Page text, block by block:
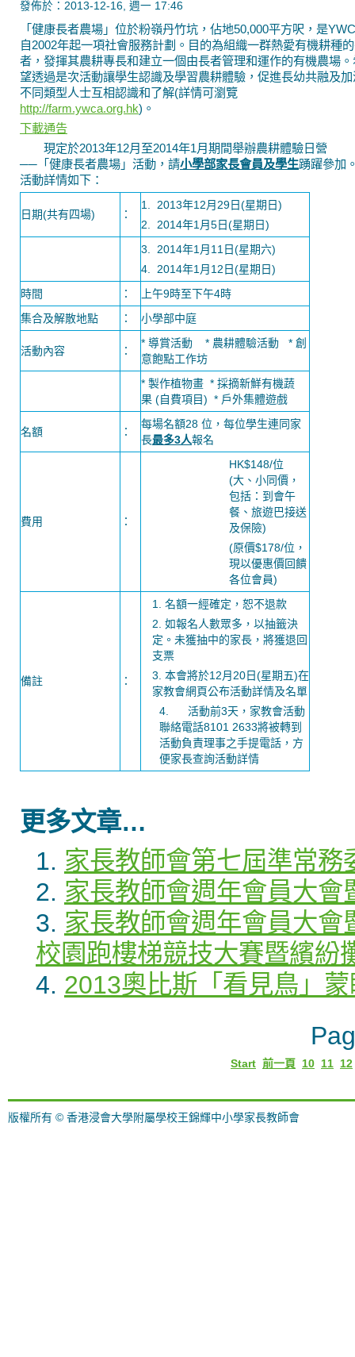
發佈於：2013-12-16, 週一 17:46
「健康長者農場」位於粉嶺丹竹坑，佔地50,000平方呎，是
自2002年起一項社會服務計劃。目的為組織一群熱愛有機耕種
者，發揮其農耕專長和建立一個由長者管理和運作的有機農場。
望透過是次活動讓學生認識及學習農耕體驗，促進長幼共融及加
不同類型人士互相認識和了解(詳情可瀏覽
http://farm.ywca.org.hk)。
下載通告
現定於2013年12月至2014年1月期間舉辦農耕體驗日營
──「健康長者農場」活動，請小學部家長會員及學生踴躍參加
活動詳情如下：
日期(共有四場) ：
1. 2013年12月29日(星期日)
2. 2014年1月5日(星期日)
3. 2014年1月11日(星期六)
4. 2014年1月12日(星期日)
時間
：
上午9時至下午4時
集合及解散地點
： 小學部中庭
活動內容 ：
* 導賞活動 * 農耕體驗活動 * 創
意飽點工作坊
* 製作植物畫 * 採摘新鮮有機蔬
果 (自費項目) * 戶外集體遊戲
名額 ：
每場名額28 位，每位學生連同家
長最多3人報名
費用 ：
HK$148/位
(大、小同價，
包括：到會午
餐、旅遊巴接送
及保險)
(原價$178/位，
現以優惠價回饋
各位會員)
備註 ：
1. 名額一經確定，恕不退款
2. 如報名人數眾多，以抽籤決
定。未獲抽中的家長，將獲退回
支票
3. 本會將於12月20日(星期五)在
家教會網頁公布活動詳情及名單
4. 活動前3天，家教會活動
聯絡電話8101 2633將被轉到
活動負責理事之手提電話，方
便家長查詢活動詳情
更多文章…
家長教師會第七屆準常務
家長教師會週年會員大
家長教師會週年會員大
校園跑樓梯競技大賽暨繽紛
2013奧比斯「看見鳥」
Start 前一頁 10 11 12
版權所有 © 香港浸會大學附屬學校王錦輝中小學家長教師會